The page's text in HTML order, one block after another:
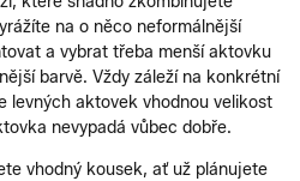
na o něco neformálnější
a vybrat třeba menší aktovku
barvě. Vždy záleží na konkrétní
levných aktovek vhodnou velikost
nevypadá vůbec dobře.
vhodný kousek, ať už plánujete